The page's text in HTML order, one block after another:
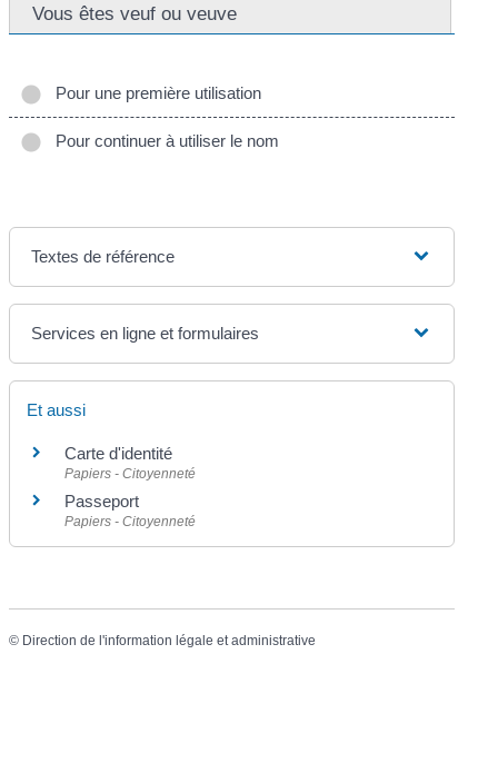
Vous êtes veuf ou veuve
Pour une première utilisation
Pour continuer à utiliser le nom
Textes de référence
Services en ligne et formulaires
Et aussi
Carte d'identité
Papiers - Citoyenneté
Passeport
Papiers - Citoyenneté
© Direction de l'information légale et administrative